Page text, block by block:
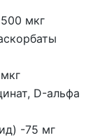
мкг
D-альфа
-75 мг